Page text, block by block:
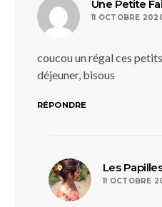
Une Petite
11 OCTOBRE
coucou un régal ces
déjeuner, bisous
RÉPONDRE
Les
11 OCTOBRE